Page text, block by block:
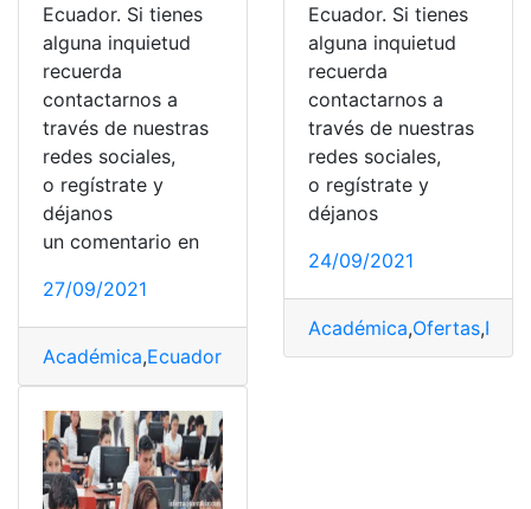
Ecuador. Si tienes
alguna inquietud
recuerda
contactarnos a
través de nuestras
redes sociales,
o regístrate y
déjanos
un comentario en
27/09/2021
Académica,Ecuador Ofertas,Puntajes referenciales,
Ecuador. Si tienes
alguna inquietud
recuerda
contactarnos a
través de nuestras
redes sociales,
o regístrate y
déjanos
24/09/2021
Académica,Ofertas,